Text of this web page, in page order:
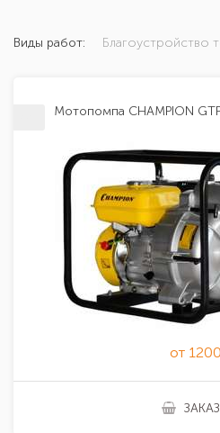
Виды работ: Благоустройство
Мотопомпа CHAMPION
от